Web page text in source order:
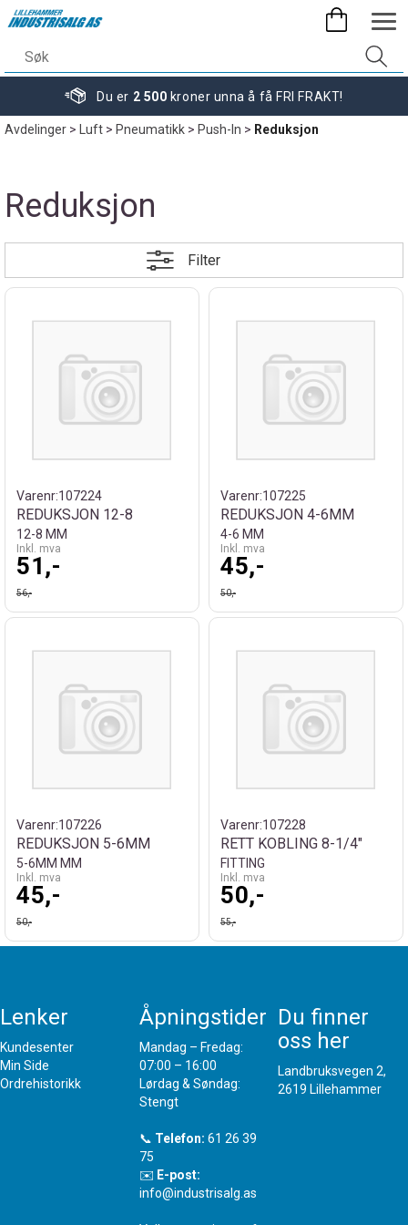
Du er 2 500 kroner unna å få FRI FRAKT!
Avdelinger> Luft>Pneumatikk>Push-In> Reduksjon
Reduksjon
Filter
Varenr:107224
REDUKSJON 12-8
12-8 MM
Inkl. mva
51,-
56,-
Varenr:107225
REDUKSJON 4-6MM
4-6 MM
Inkl. mva
45,-
50,-
Varenr:107226
REDUKSJON 5-6MM
5-6MM MM
Inkl. mva
45,-
50,-
Varenr:107228
RETT KOBLING 8-1/4"
FITTING
Inkl. mva
50,-
55,-
Lenker
Kundesenter
Min Side
Ordrehistorikk
Åpningstider
Mandag – Fredag:
07:00 – 16:00
Lørdag & Søndag:
Stengt
📞 Telefon: 61 26 39
75
✉️ E-post:
info@industrisalg.as
Du finner
oss her
Landbruksvegen 2,
2619 Lillehammer